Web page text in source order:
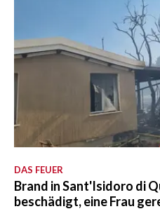
DAS FEUER
Brand in Sant'Isidoro di
beschädigt, eine Frau